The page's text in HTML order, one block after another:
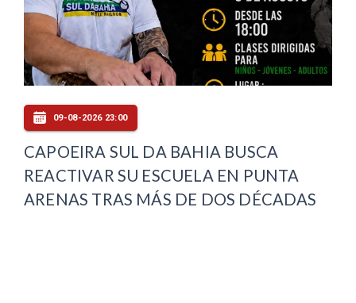
09-08-2026 23:00
CAPOEIRA SUL DA BAHIA BUSCA
REACTIVAR SU ESCUELA EN PUNTA
ARENAS TRAS MÁS DE DOS DÉCADAS